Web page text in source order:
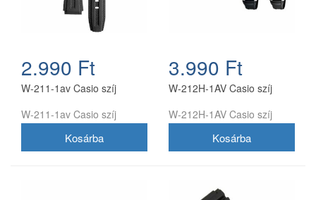
2.990 Ft
W-211-1av Casio szíj
W-211-1av Casio szíj
3.990 Ft
W-212H-1AV Casio szíj
W-212H-1AV Casio szíj